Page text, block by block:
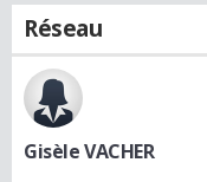
Réseau
Gisèle VACHER